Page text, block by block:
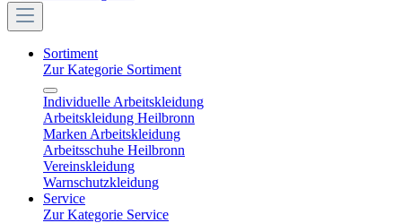
Sortiment
Zur Kategorie Sortiment
Individuelle Arbeitskleidung
Arbeitskleidung Heilbronn
Marken Arbeitskleidung
Arbeitsschuhe Heilbronn
Vereinskleidung
Warnschutzkleidung
Service
Zur Kategorie Service